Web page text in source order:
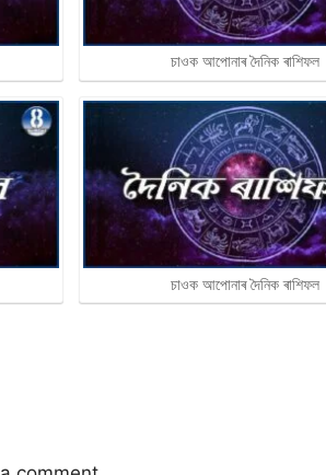
চাওক আপোনাৰ দৈনিক ৰাশিফল
চাওক আপোনাৰ দৈনিক ৰাশিফল